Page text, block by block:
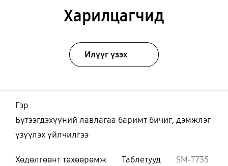
Харилцагчид
Илүүг үзэх
Гэр
Бүтээгдэхүүний лавлагаа баримт бичиг, дэмжлэг
үзүүлэх үйлчилгээ
Хөдөлгөөнт төхөөрөмж Таблетууд SM-T735